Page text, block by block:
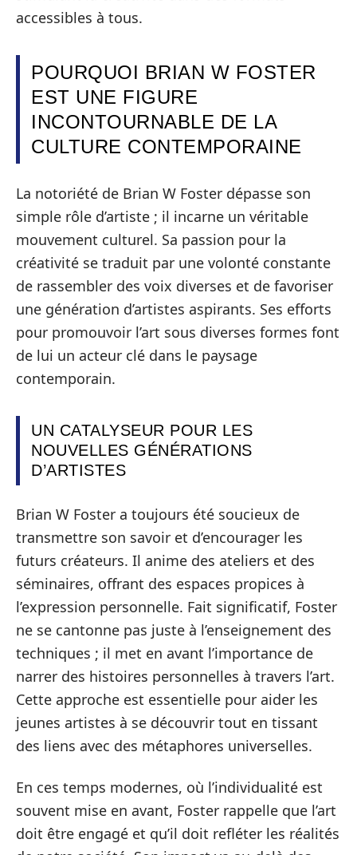
accessibles à tous.
POURQUOI BRIAN W FOSTER
EST UNE FIGURE
INCONTOURNABLE DE LA
CULTURE CONTEMPORAINE
La notoriété de Brian W Foster dépasse son
simple rôle d’artiste ; il incarne un véritable
mouvement culturel. Sa passion pour la
créativité se traduit par une volonté constante
de rassembler des voix diverses et de favoriser
une génération d’artistes aspirants. Ses efforts
pour promouvoir l’art sous diverses formes font
de lui un acteur clé dans le paysage
contemporain.
UN CATALYSEUR POUR LES
NOUVELLES GÉNÉRATIONS
D’ARTISTES
Brian W Foster a toujours été soucieux de
transmettre son savoir et d’encourager les
futurs créateurs. Il anime des ateliers et des
séminaires, offrant des espaces propices à
l’expression personnelle. Fait significatif, Foster
ne se cantonne pas juste à l’enseignement des
techniques ; il met en avant l’importance de
narrer des histoires personnelles à travers l’art.
Cette approche est essentielle pour aider les
jeunes artistes à se découvrir tout en tissant
des liens avec des métaphores universelles.
En ces temps modernes, où l’individualité est
souvent mise en avant, Foster rappelle que l’art
doit être engagé et qu’il doit refléter les réalités